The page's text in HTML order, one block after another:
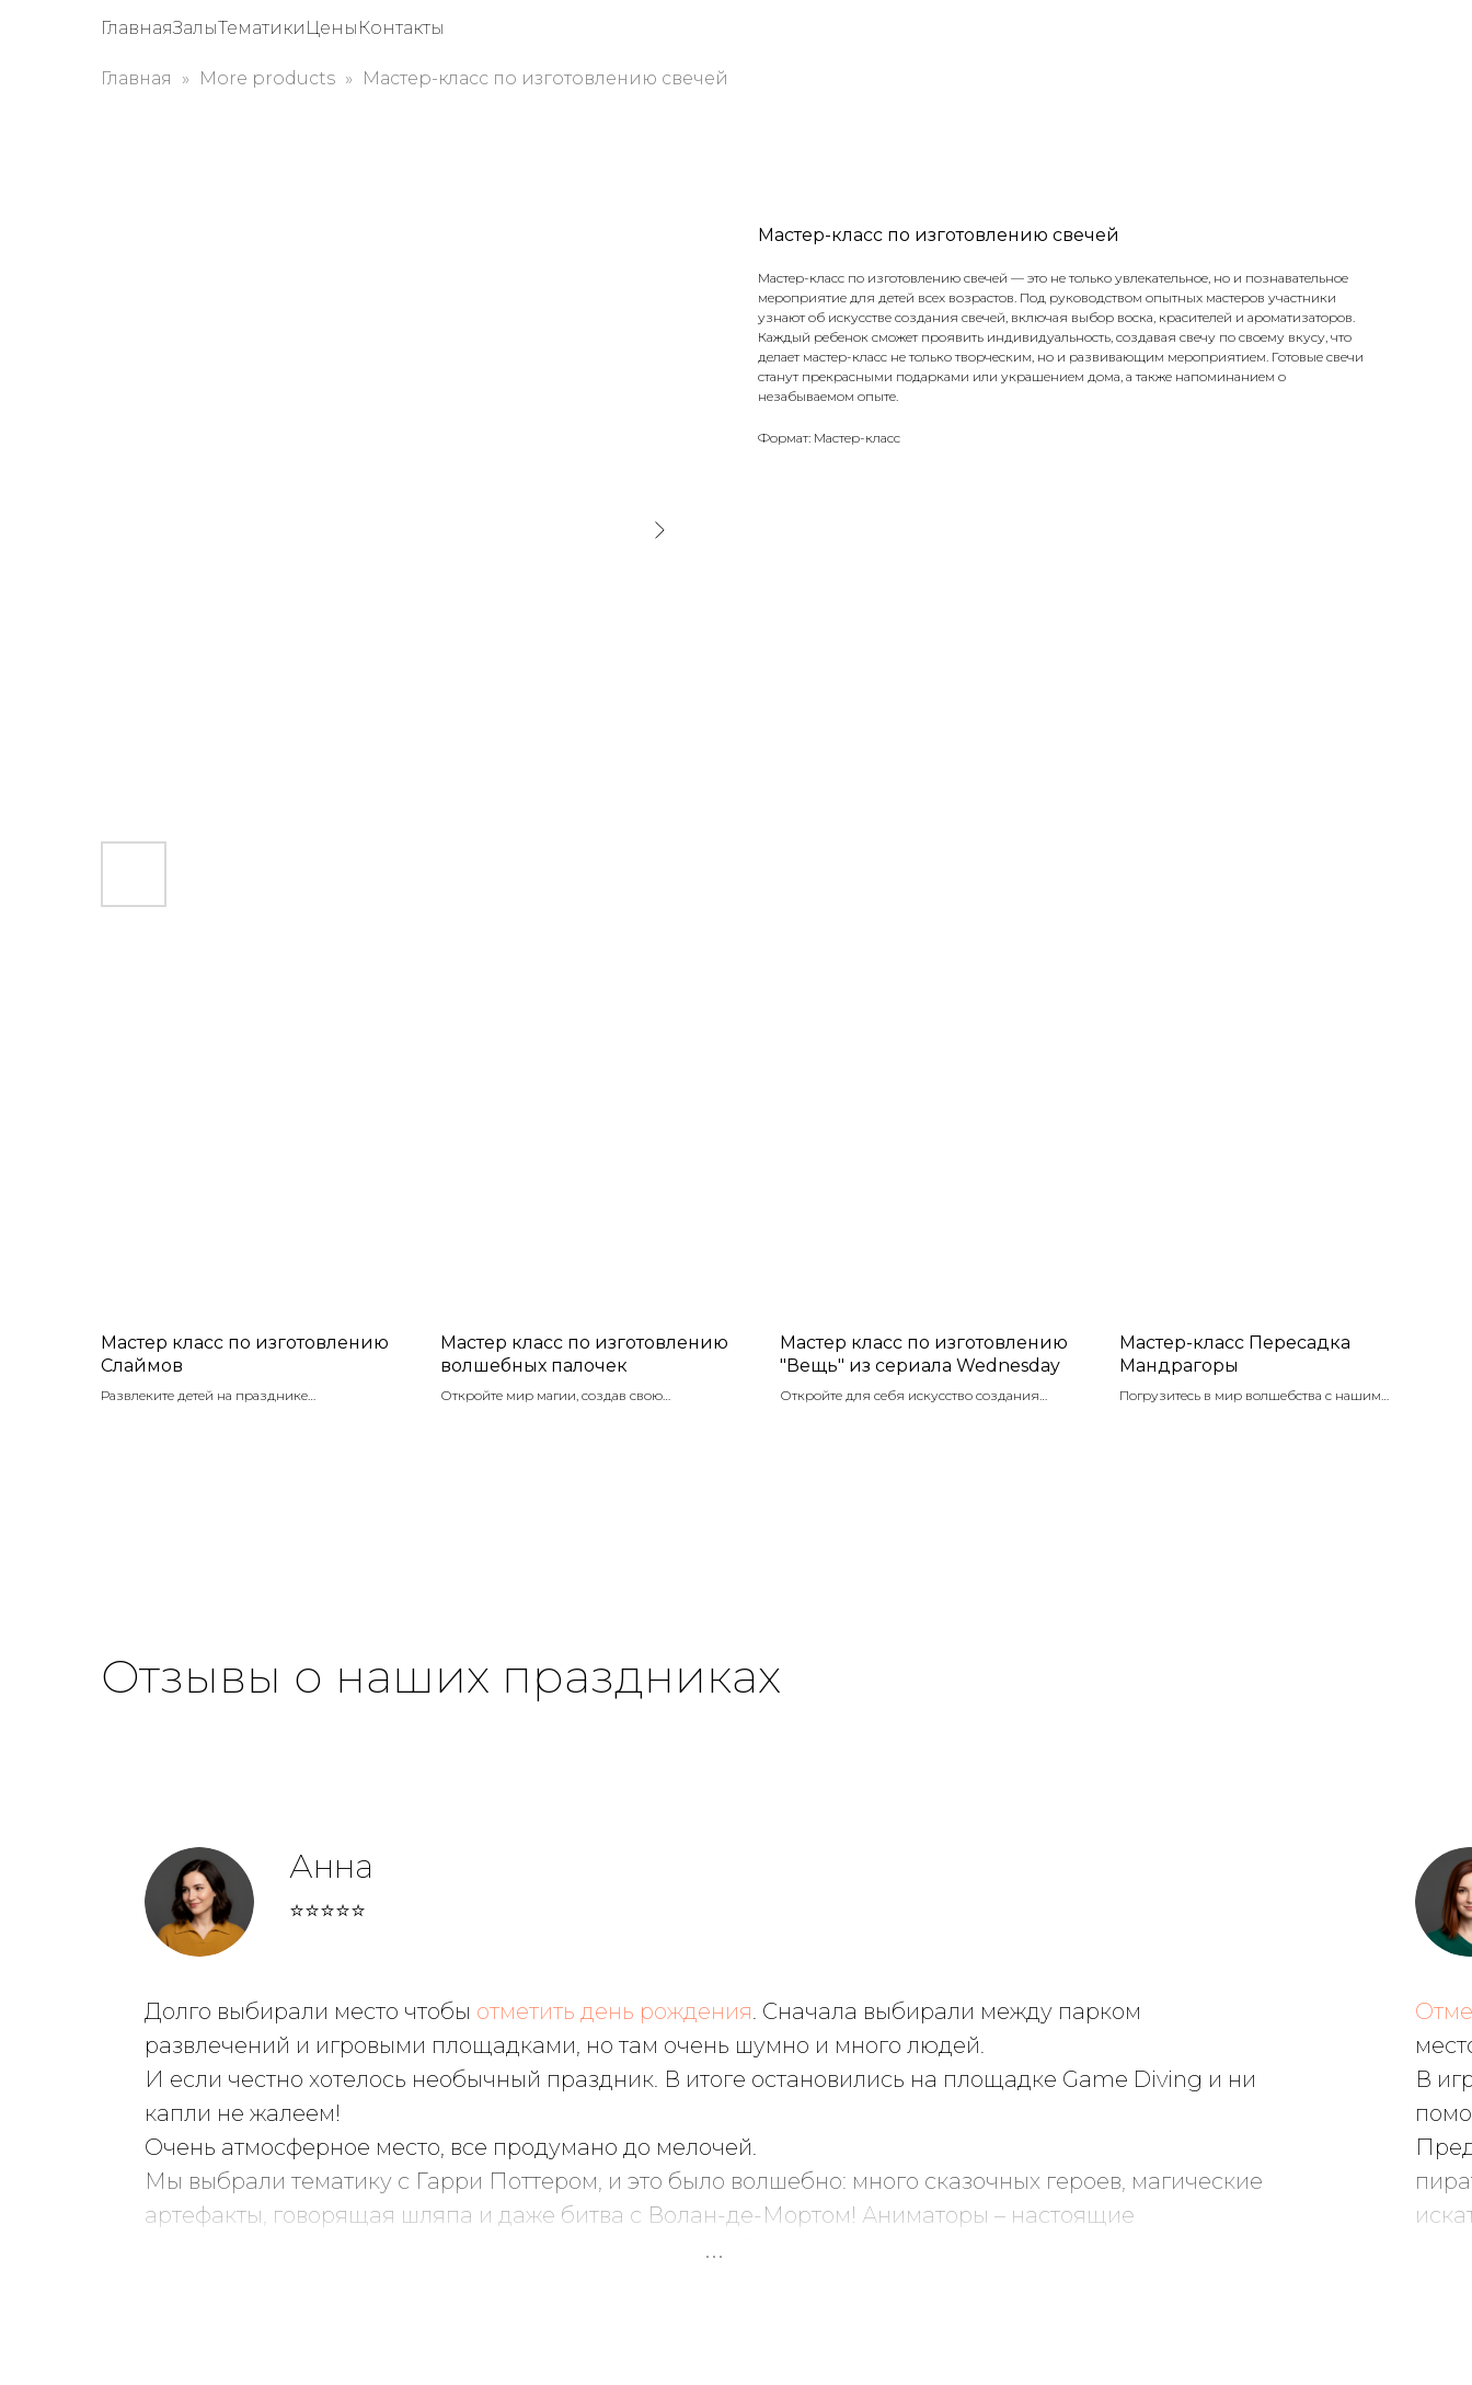
ГлавнаяЗалыТематики Цены Контакты
Главная More products Мастер-класс по изготовлению свечей
Мастер-класс по изготовлению свечей
Мастер-класс по изготовлению свечей — это не только увлекательное, но и познавательное
мероприятие для детей всех возрастов. Под руководством опытных мастеров участники
узнают об искусстве создания свечей, включая выбор воска, красителей и ароматизаторов.
Каждый ребенок сможет проявить индивидуальность, создавая свечу по своему вкусу, что
делает мастер-класс не только творческим, но и развивающим мероприятием. Готовые свечи
станут прекрасными подарками или украшением дома, а также напоминанием о
незабываемом опыте.
Формат: Мастер-класс
Мастер класс по изготовлению
Слаймов
Развлеките детей на празднике
Мастер класс по изготовлению
волшебных палочек
Откройте мир магии, создав свою
Мастер класс по изготовлению
"Вещь" из сериала Wednesday
Откройте для себя искусство создания
Мастер-класс Пересадка
Мандрагоры
Погрузитесь в мир волшебства с нашим
Отзывы о наших праздниках
Анна
⭐⭐⭐⭐⭐
Долго выбирали место чтобы отметить день рождения. Сначала выбирали между парком
развлечений и игровыми площадками, но там очень шумно и много людей.
И если честно хотелось необычный праздник. В итоге остановились на площадке Game Diving и ни
капли не жалеем!
Очень атмосферное место, все продумано до мелочей.
Мы выбрали тематику c Гарри Поттером, и это было волшебно: много сказочных героев, магические
артефакты, говорящая шляпа и даже битва с Волан-де-Мортом! Аниматоры – настоящие
профессионалы, видно, что детям с ними весело. Особенно порадовало, что вам не нужно
В